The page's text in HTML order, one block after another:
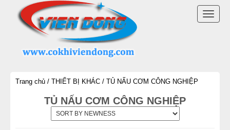
Trang chủ / THIẾT BỊ KHÁC / TỦ NẤU CƠM CÔNG NGHIỆP
TỦ NẤU CƠM CÔNG NGHIỆP
DANH MỤC SẢN PHẨM
LÒ BÁNH MÌ ĐIỆN
LÒ NƯỚNG BÁNH MÌ CÔNG NGHIỆP
LÒ NƯỚNG BÁNH MÌ ĐỐI LƯU
LÒ NƯỚNG BÁNH MÌ XOAY